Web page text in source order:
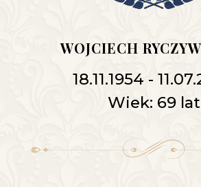
WOJCIECH
18.11.1954 -
Wiek: 69 lat